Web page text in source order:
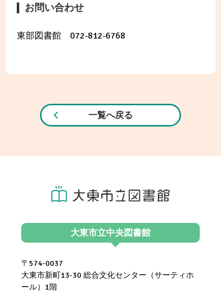
お問い合わせ
東部図書館 072-812-6768
一覧へ戻る
大東市立中央図書館
〒574-0037
大東市新町13-30 総合文化センター（サーティホ
ール）1階